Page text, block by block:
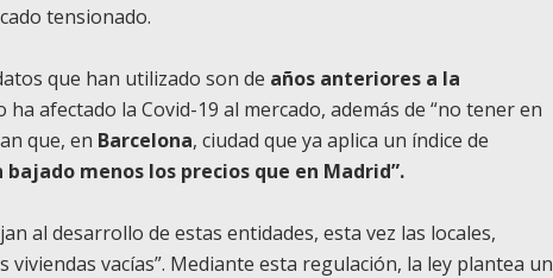
tensionado.
que han utilizado son de años anteriores a la
ha afectado la Covid-19 al mercado, además de “no tener en
que, en Barcelona, ciudad que ya aplica un índice de
bajado menos los precios que en Madrid”.
al desarrollo de estas entidades, esta vez las locales,
viviendas vacías”. Mediante esta regulación, la ley plantea un